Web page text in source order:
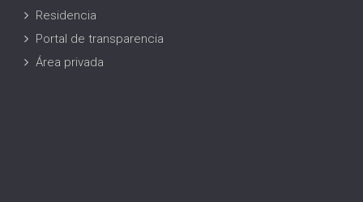
Residencia
Portal de transparencia
Área privada